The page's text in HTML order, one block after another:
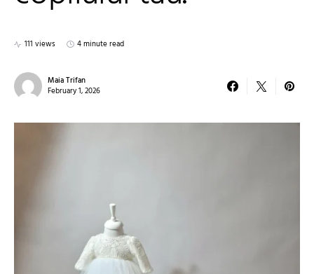
111 views 4 minute read
Maia Trifan
February 1, 2026